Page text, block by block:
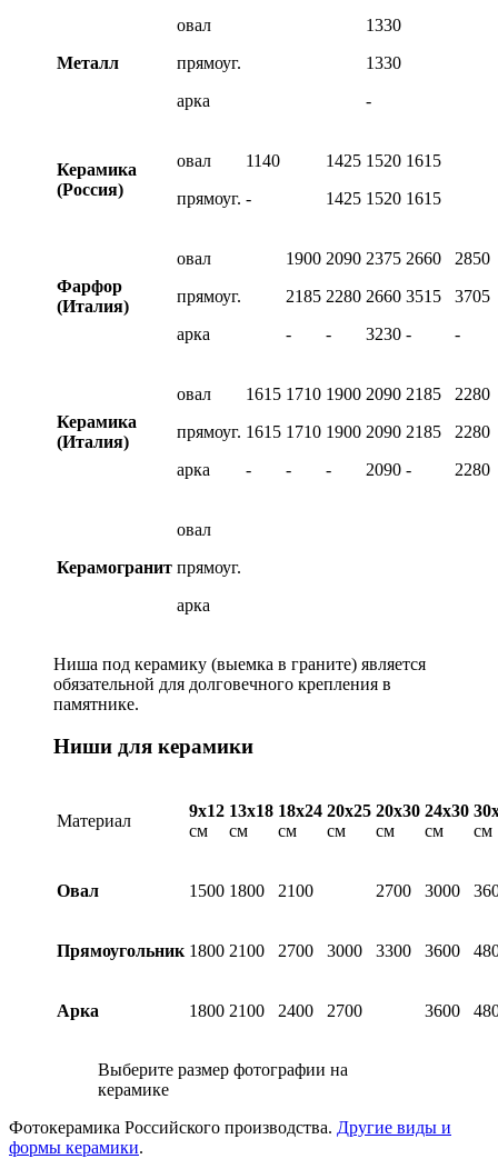
Металл
овал
прямоуг.
арка
1330
1330
-
Керамика
(Россия)
овал
прямоуг.
1140
-
1425
1425
1520
1520
1615
1615
Фарфор
(Италия)
овал
прямоуг.
арка
1900
2185
-
2090
2280
-
2375
2660
3230
2660
3515
-
2850
3705
-
Керамика
(Италия)
овал
прямоуг.
арка
1615
1615
-
1710
1710
-
1900
1900
-
2090
2090
2090
2185
2185
-
2280
2280
2280
Керамогранит
овал
прямоуг.
арка
Ниша под керамику (выемка в граните) является
обязательной для долговечного крепления в
памятнике.
Ниши для керамики
Материал
9х12
см
13х18
см
18х24
см
20х25
см
20х30
см
24х30
см
см
Овал 1500 1800 2100 2700 3000
Прямоугольник 1800 2100 2700 3000 3300 3600
Арка 1800 2100 2400 2700 3600
Выберите размер фотографии на
керамике
Фотокерамика Российского производства. Другие виды и
формы керамики.